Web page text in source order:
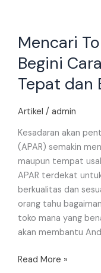
Mencari
Begini
Tepat dan
Artikel / admin
Kesadaran akan
(APAR) semakin
maupun tempat
APAR terdekat
berkualitas dan
orang tahu
toko mana yang
akan membantu
Toko
Terdekat?
Begini
Memilih
Tepat
dan
Berkualitas
Read More »